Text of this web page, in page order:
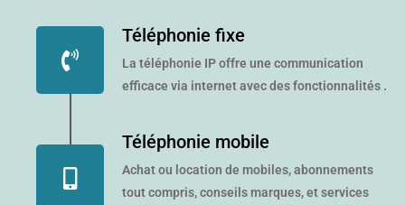
Téléphonie fixe
La téléphonie IP offre une communication
efficace via internet avec des fonctionnalités .
Téléphonie mobile
Achat ou location de mobiles, abonnements
tout compris, conseils marques, et services